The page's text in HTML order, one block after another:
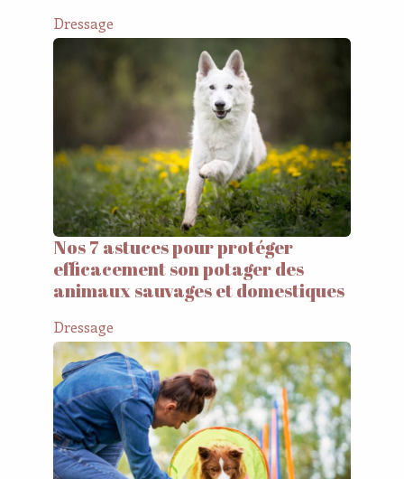
Dressage
Nos 7 astuces pour protéger
efficacement son potager des
animaux sauvages et domestiques
Dressage